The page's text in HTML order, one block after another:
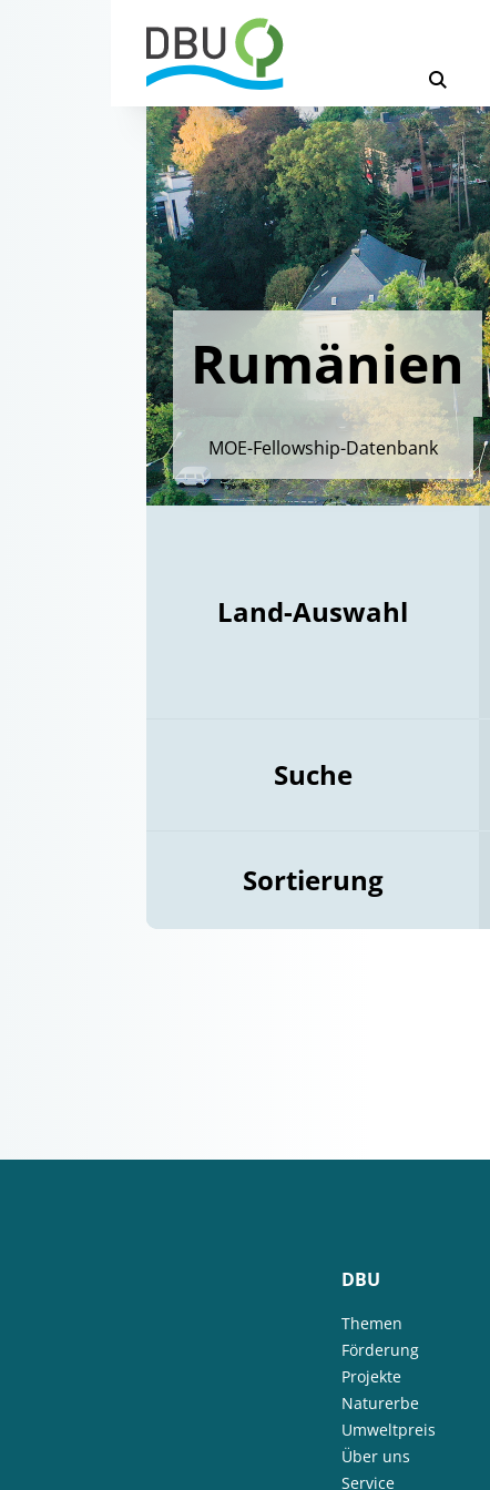
Rumänien
MOE-Fellowship-Datenbank
Land-Auswahl
Suche
Sortierung
DBU
Themen
Förderung
Projekte
Naturerbe
Umweltpreis
Über uns
Service